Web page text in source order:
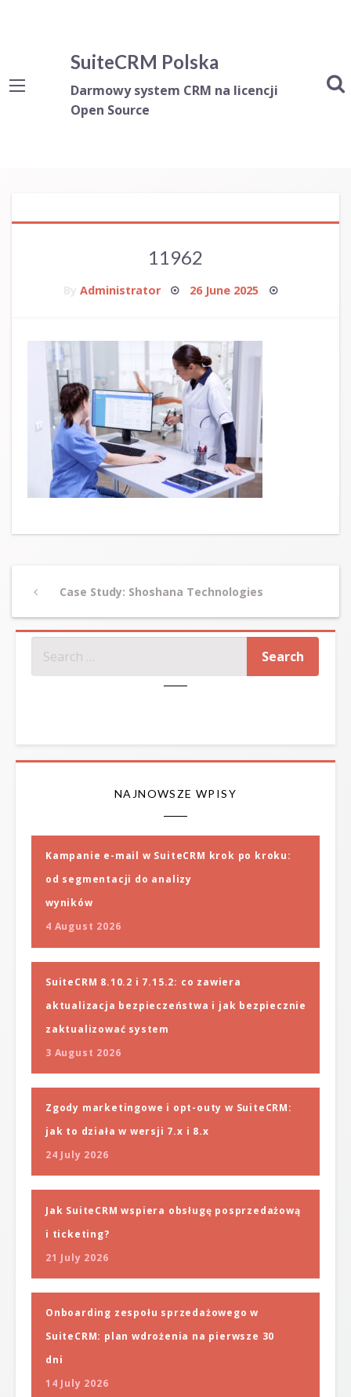
SuiteCRM Polska
Darmowy system CRM na licencji
Open Source
11962
Administrator Posted
26 June 2025
navigation
PreviousCase Study: Shoshana Technologies
NAJNOWSZE WPISY
Kampanie e-mail w SuiteCRM krok po kroku:
od segmentacji do analizy
wyników
4 August 2026
SuiteCRM 8.10.2 i 7.15.2: co zawiera
aktualizacja bezpieczeństwa i jak bezpiecznie
zaktualizować system
3 August 2026
Zgody marketingowe i opt-outy w SuiteCRM:
jak to działa w wersji 7.x i 8.x
24 July 2026
Jak SuiteCRM wspiera obsługę posprzedażową
i ticketing?
21 July 2026
Onboarding zespołu sprzedażowego w
SuiteCRM: plan wdrożenia na pierwsze 30
dni
14 July 2026